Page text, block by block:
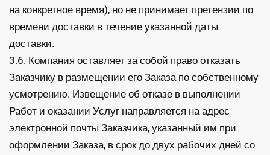
на конкретное время), но не принимает претензии по
времени доставки в течение указанной даты
доставки.
3.6. Компания оставляет за собой право отказать
Заказчику в размещении его Заказа по собственному
усмотрению. Извещение об отказе в выполнении
Работ и оказании Услуг направляется на адрес
электронной почты Заказчика, указанный им при
оформлении Заказа, в срок до двух рабочих дней со